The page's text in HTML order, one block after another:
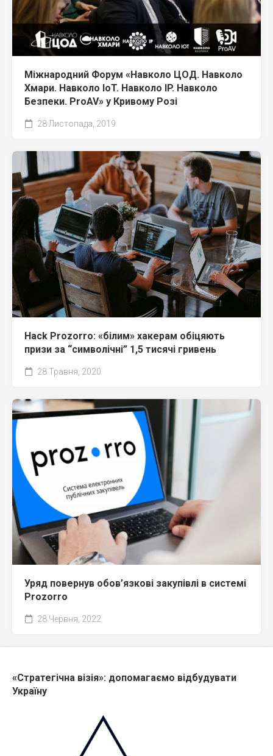
Міжнародний Форум «Навколо ЦОД. Навколо
Хмари. Навколо IoT. Навколо IP. Навколо
Безпеки. ProAV» у Кривому Розі
28 Листопада, 2019
Hack Prozorro: «білим» хакерам обіцяють
призи за “символічні” 1,5 тисячі гривень
28 Травня, 2020
Уряд повернув обов’язкові закупівлі в системі
Prozorro
28 Червня, 2022
«Стратегічна візія»: допомагаємо відбудувати
Україну